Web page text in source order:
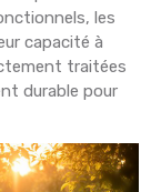
les
capacité à
traitées
durable pour